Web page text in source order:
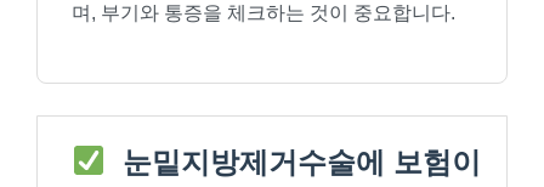
며, 부기와 통증을 체크하는 것이 중요합니다.
눈밑지방제거수술에 보험이